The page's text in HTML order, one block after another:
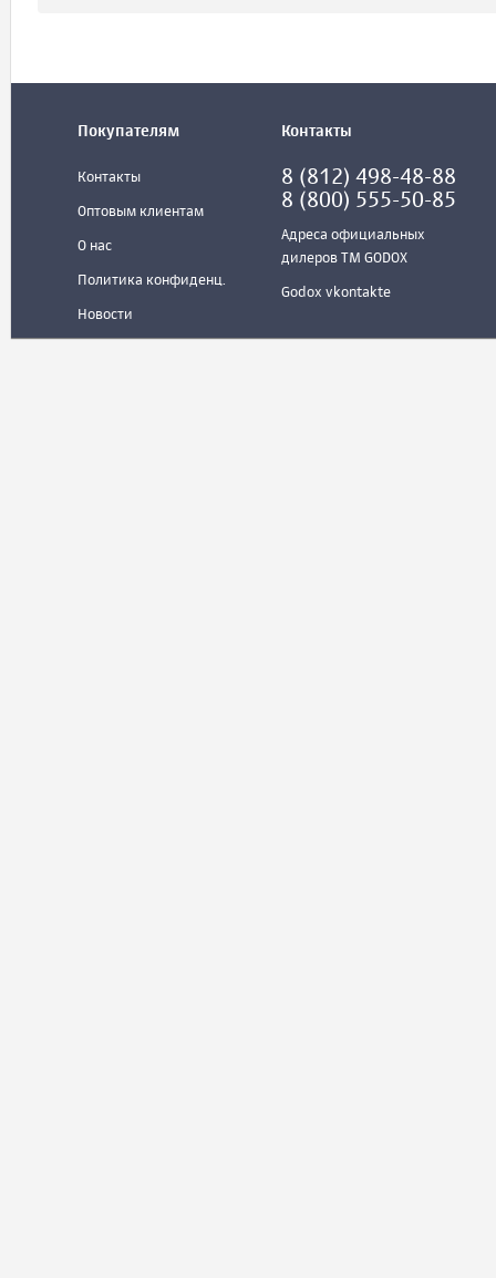
Покупателям
Контакты
Оптовым клиентам
О нас
Политика конфиденц.
Новости
Контакты
8 (812) 498-48-88
8 (800) 555-50-85
Адреса официальных
дилеров ТМ GODOX
Godox vkontakte